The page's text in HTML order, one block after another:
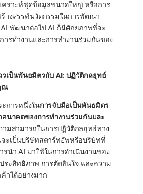
คราะห์ชุดข้อมูลขนาดใหญ่ หรือการ
างสรรค์นวัตกรรมในการพัฒนา
พัฒนาต่อไป AI ก็มีศักยภาพที่จะ
ารทำงานและการทำงานร่วมกันของ
รเป็นพันธมิตรกับ AI: ปฏิวัติกลยุทธ์
ณ
การหนึ่งในการจับมือเป็นพันธมิตร
อนาคตของการทำงานร่วมกันและ
ามสามารถในการปฏิวัติกลยุทธ์ทาง
ะเป็นบริษัทสตาร์ทอัพหรือบริษัทที่
รนำ AI มาใช้ในการดำเนินงานของ
ระสิทธิภาพ การตัดสินใจ และความ
าได้อย่างมาก